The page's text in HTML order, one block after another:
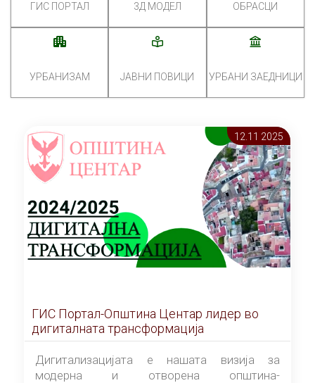
ГИС ПОРТАЛ 3Д МОДЕЛ ОБРАСЦИ
УРБАНИЗАМ ЈАВНИ ПОВИЦИ УРБАНИ ЗАЕДНИЦИ
12.11 2025
ГИС Портал-Општина Центар лидер во
дигиталната трансформација
Дигитализацијата е нашата визија за
модерна и отворена општина-